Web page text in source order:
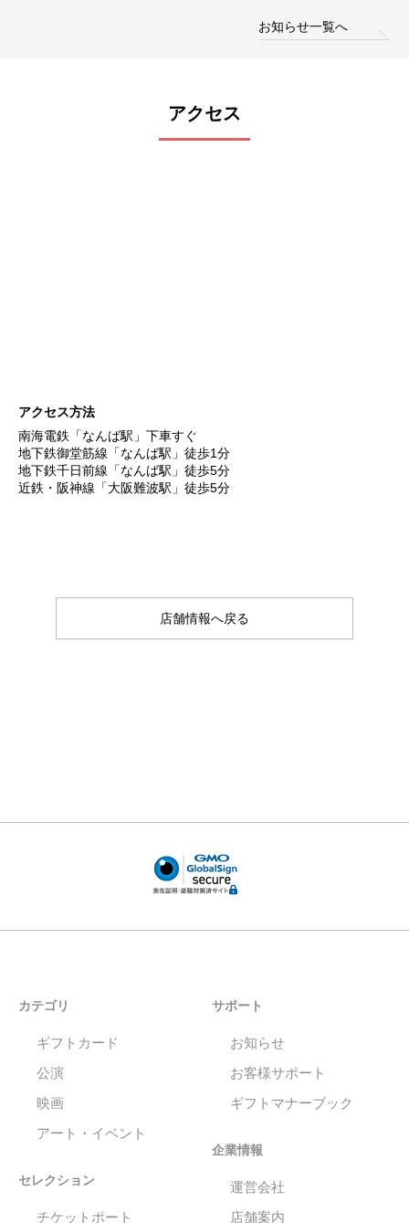
お知らせ一覧へ
アクセス
アクセス方法
南海電鉄「なんば駅」下車すぐ
地下鉄御堂筋線「なんば駅」徒歩1分
地下鉄千日前線「なんば駅」徒歩5分
近鉄・阪神線「大阪難波駅」徒歩5分
店舗情報へ戻る
カテゴリ
ギフトカード
公演
映画
アート・イベント
セレクション
チケットポート
サポート
お知らせ
お客様サポート
ギフトマナーブック
企業情報
運営会社
店舗案内